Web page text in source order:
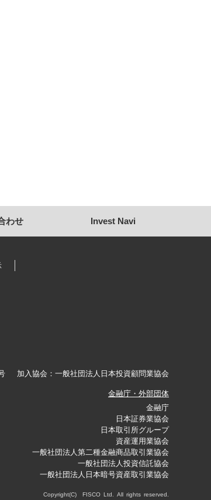
わせ Invest Navi
加入協会： 一般社団法人日本投資顧問業協会
金融庁・外部団体
金融庁
日本証券業協会
日本取引所グループ
資産運用業協会
一般社団法人第二種金融商品取引業協会
一般社団法人投資信託協会
一般社団法人日本暗号資産取引業協会
Copyright(C) FISCO Ltd. All rights reserved.